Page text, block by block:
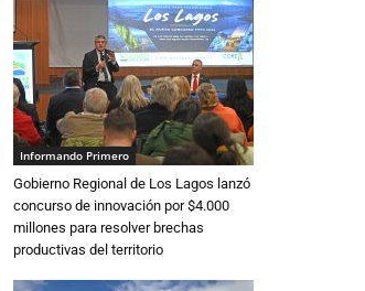
Informando Primero
Gobierno Regional de Los Lagos lanzó
concurso de innovación por $4.000
millones para resolver brechas
productivas del territorio